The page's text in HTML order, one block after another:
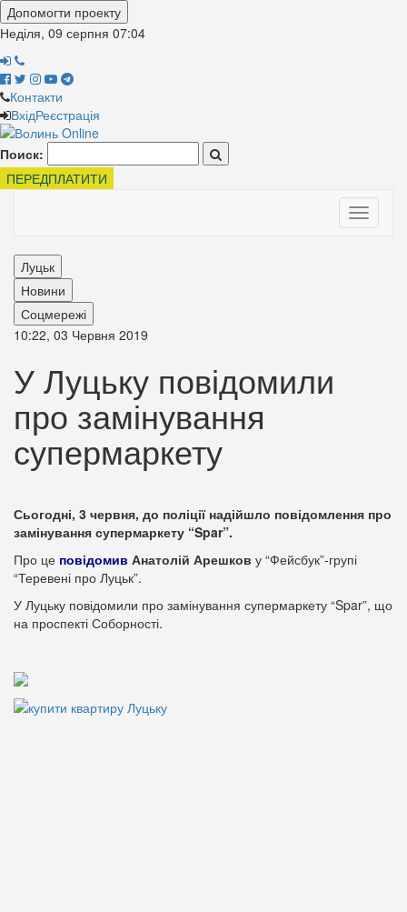
Допомогти проекту
Неділя, 09 серпня 07:04
Контакти
ВхідРеєстрація
Поиск:
ПЕРЕДПЛАТИТИ
Toggle
Луцьк
Новини
Соцмережі
10:22, 03 Червня 2019
У Луцьку повідомили
про замінування
супермаркету
Сьогодні, 3 червня, до поліції надійшло повідомлення про
замінування супермаркету “Spar”.
Про це повідомив Анатолій Арешков у “Фейсбук”-групі
“Теревені про Луцьк”.
У Луцьку повідомили про замінування супермаркету “Spar”, що
на проспекті Соборності.